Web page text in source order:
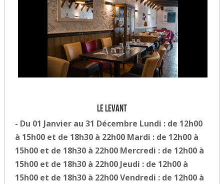
Le levant
- Du 01 Janvier au 31 Décembre Lundi : de 12h00
à 15h00 et de 18h30 à 22h00 Mardi : de 12h00 à
15h00 et de 18h30 à 22h00 Mercredi : de 12h00 à
15h00 et de 18h30 à 22h00 Jeudi : de 12h00 à
15h00 et de 18h30 à 22h00 Vendredi : de 12h00 à